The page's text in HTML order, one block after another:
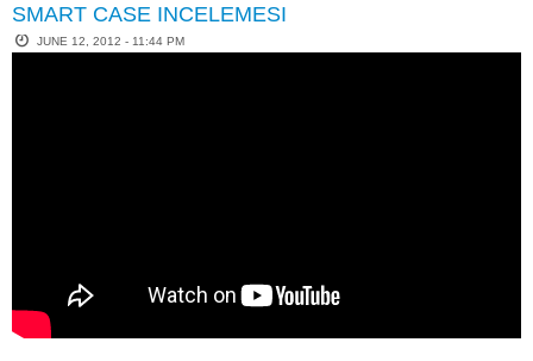
SMART CASE INCELEMESI
JUNE 12, 2012 - 11:44 PM